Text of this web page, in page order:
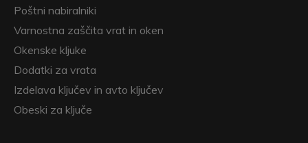
Poštni nabiralniki
Varnostna zaščita vrat in oken
Okenske kljuke
Dodatki za vrata
Izdelava ključev in avto ključev
Obeski za ključe